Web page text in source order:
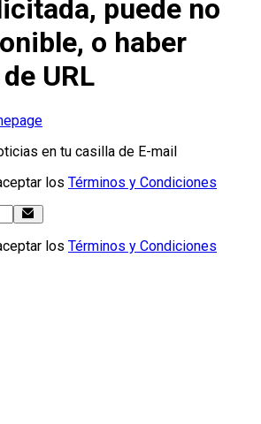
puede no
o haber
URL
en tu casilla de E-mail
los Términos y Condiciones
los Términos y Condiciones